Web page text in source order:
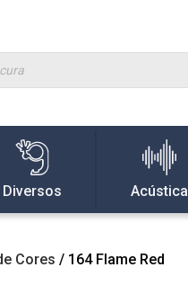
Diversos Acústica
Cores / 164 Flame Red